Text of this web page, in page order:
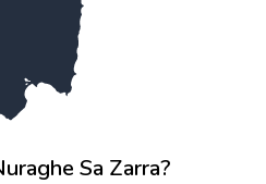
Sa Zarra?